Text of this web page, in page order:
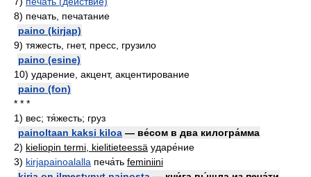
8) печать, печатание
paino (kirjap)
9) тяжесть, гнет, пресс, грузило
paino (esine)
10) ударение, акцент, акцентирование
paino (fon)
* * *
1) вес; тя́жесть; груз
painoltaan kaksi kiloa — ве́сом в два килогра́мма
2) kieliopin termi, kielitieteessä ударе́ние
3) kirjapainoalalla печа́ть feminiini